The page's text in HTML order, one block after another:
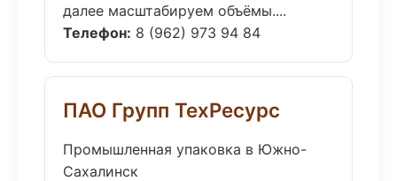
далее масштабируем объёмы....
Телефон: 8 (962) 973 94 84
ПАО Групп ТехРесурс
Промышленная упаковка в Южно-
Сахалинск